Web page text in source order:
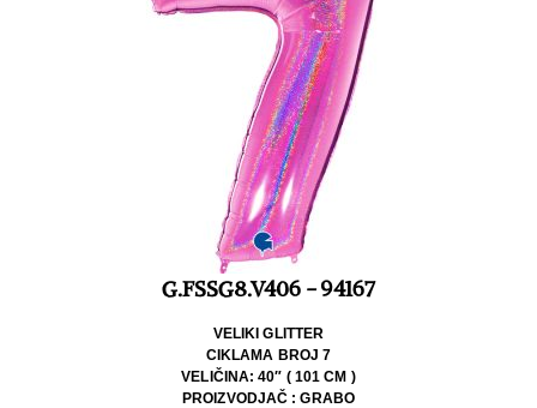
G.FSSG8.V406 - 94167
VELIKI GLITTER
CIKLAMA BROJ 7
VELIČINA: 40″ ( 101 CM )
PROIZVODJAČ : GRABO